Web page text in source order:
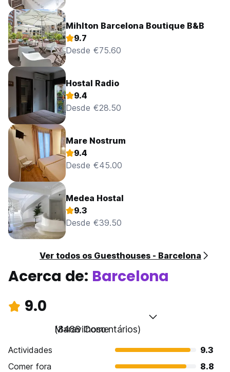
Mihlton Barcelona Boutique B&B
9.7
Desde €75.60
Hostal Radio
9.4
Desde €28.50
Mare Nostrum
9.4
Desde €45.00
Medea Hostal
9.3
Desde €39.50
Ver todos os Guesthouses - Barcelona
Acerca de: Barcelona
9.0
Maravilhoso
(8488 Comentários)
Actividades
9.3
Comer fora
8.8